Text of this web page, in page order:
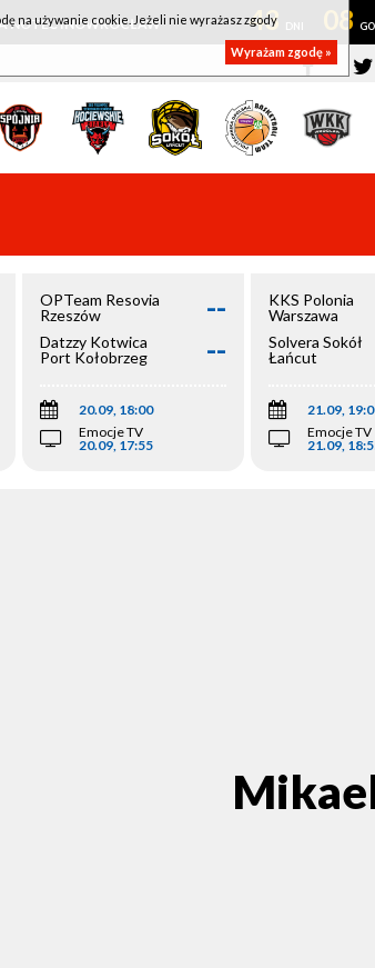
NOTEĆ INOWROCŁAW 43 08
OPTeam Resovia
Rzeszów
--
Datzzy Kotwica
Port Kołobrzeg
--
20.09, 18:00
Emocje TV
20.09, 17:55
KKS Polonia
Warszawa
Solvera Sokół
Łańcut
21.09,
Emocje TV
21.09,
na używanie cookie. Jeżeli nie wyrażasz zgody
Wyrażam zgodę »